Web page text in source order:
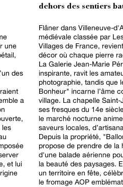
une
des
a
les
et lui
dehors des sentiers
Flâner dans Villeneuve-
médiévale classée par
Villages de France,
décor où chaque pierre
La Galerie Jean-Marie
inspirante, ravit les
photographie, tandis que
Bonheur" incarne l’âme
village. La chapelle
ses fresques du 14e
le marché nocturne
saveurs locales,
Depuis la propriété,
propose de prendre de la
d'une balade aérienne
la beauté des paysages.
un territoire en fête,
le fromage AOP